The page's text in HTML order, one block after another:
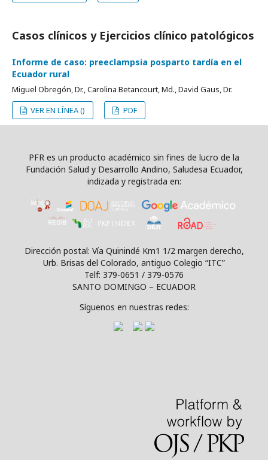
Casos clínicos y Ejercicios clínico patológicos
Informe de caso: preeclampsia posparto tardía en el
Ecuador rural
Miguel Obregón, Dr., Carolina Betancourt, Md., David Gaus, Dr.
VER EN LÍNEA ()
PDF
PFR es un producto académico sin fines de lucro de la
Fundación Salud y Desarrollo Andino, Saludesa Ecuador,
indizada y registrada en:
Dirección postal: Vía Quinindé Km1 1/2 margen derecho,
Urb. Brisas del Colorado, antiguo Colegio “ITC”
Telf: 379-0651 / 379-0576
SANTO DOMINGO – ECUADOR
Síguenos en nuestras redes: